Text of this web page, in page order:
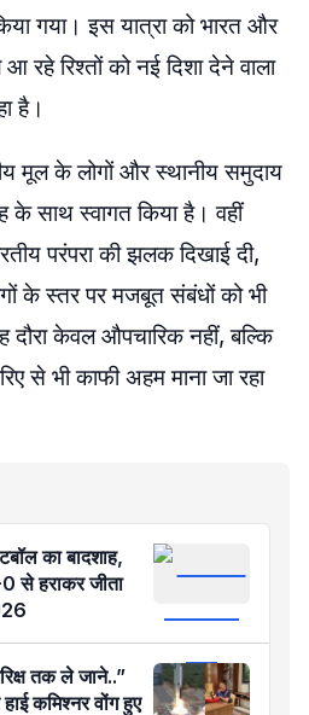
गया। इस यात्रा को भारत और
रिश्तों को नई दिशा देने वाला
है।
मूल के लोगों और स्थानीय समुदाय
के साथ स्वागत किया है। वहीं
परंपरा की झलक दिखाई दी,
के स्तर पर मजबूत संबंधों को भी
केवल औपचारिक नहीं, बल्कि
से भी काफी अहम माना जा रहा
का बादशाह,
से हराकर जीता
तक ले जाने..”
कमिश्नर वोंग हुए